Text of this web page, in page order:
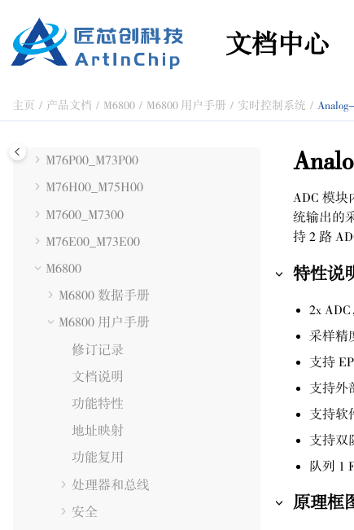
文档中心
主页 产品文档 M6800 M6800 用户手册 实时控制系统
D126
D13x
G72x
M76P00_M73P00
M76H00_M75H00
M7600_M7300
M76E00_M73E00
M6800
M6800 数据手册
M6800 用户手册
修订记录
文档说明
功能特性
地址映射
功能复用
处理器和总线
安全
ADC 模块
统输出的
持 2 路
特性说
2x
采样精
支持
支持外
支持软
支持双
队列 1
原理框